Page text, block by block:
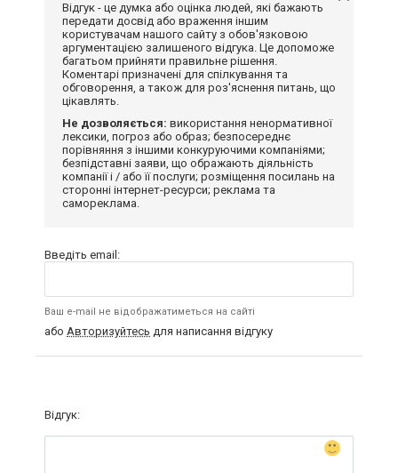
Відгук - це думка або оцінка людей, які бажають
передати досвід або враження іншим
користувачам нашого сайту з обов'язковою
аргументацією залишеного відгука. Це допоможе
багатьом прийняти правильне рішення.
Коментарі призначені для спілкування та
обговорення, а також для роз'яснення питань, що
цікавлять.
Не дозволяється: використання ненормативної
лексики, погроз або образ; безпосереднє
порівняння з іншими конкуруючими компаніями;
безпідставні заяви, що ображають діяльність
компанії і / або її послуги; розміщення посилань на
сторонні інтернет-ресурси; реклама та
самореклама.
Введіть email:
Ваш e-mail не відображатиметься на сайті
або Авторизуйтесь для написання відгуку
Відгук: